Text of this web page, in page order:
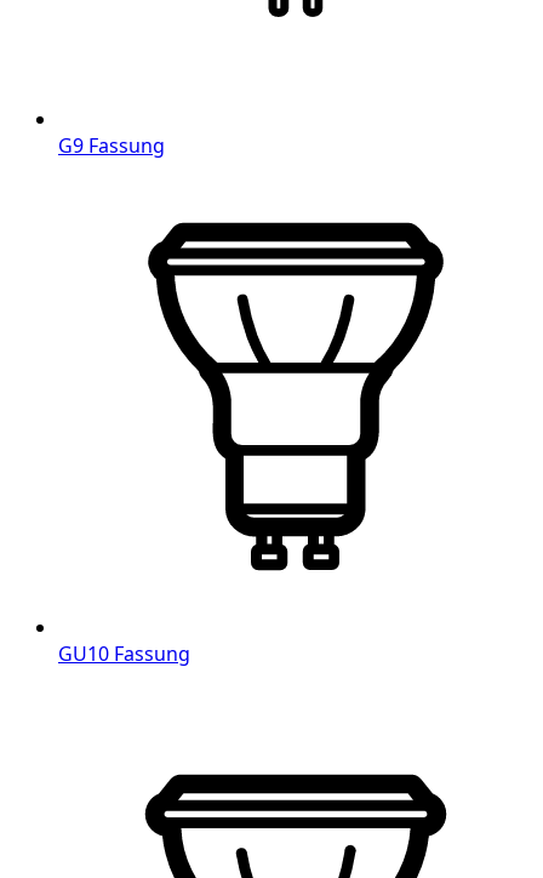
G9 Fassung
GU10 Fassung